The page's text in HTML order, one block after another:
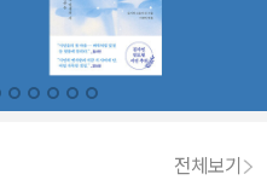
전체보기